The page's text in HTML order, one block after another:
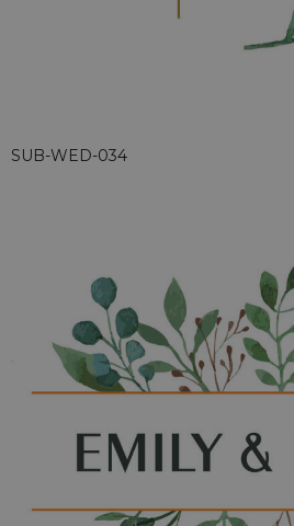
SUB-WED-034